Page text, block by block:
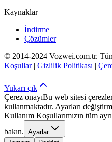
Kaynaklar
İndirme
Çözümler
© 2014-2024 Vozwei.com.tr. Tüm
Koşullar Gizlilik Politikası
Yukarı çık
Çerez onayıBu web sitesi
kullanmaktadır. Ayarları
Kullanım Koşullarımızın tüm
bakın. Ayarlar